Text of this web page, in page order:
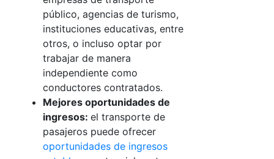
público, agencias de turismo,
instituciones educativas, entre
otros, o incluso optar por
trabajar de manera
independiente como
conductores contratados.
Mejores oportunidades de
ingresos: el transporte de
pasajeros puede ofrecer
oportunidades de ingresos